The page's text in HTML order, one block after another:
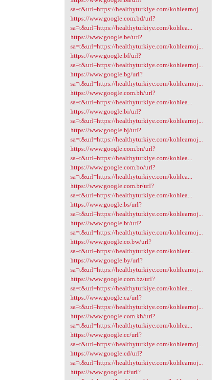
sa=t&url=https://healthyturkiye.com/kohlearnoj...
https://www.google.com.bd/url?
sa=t&url=https://healthyturkiye.com/kohlea...
https://www.google.be/url?
sa=t&url=https://healthyturkiye.com/kohlearnoj...
https://www.google.bf/url?
sa=t&url=https://healthyturkiye.com/kohlearnoj...
https://www.google.bg/url?
sa=t&url=https://healthyturkiye.com/kohlearnoj...
https://www.google.com.bh/url?
sa=t&url=https://healthyturkiye.com/kohlea...
https://www.google.bi/url?
sa=t&url=https://healthyturkiye.com/kohlearnoj...
https://www.google.bj/url?
sa=t&url=https://healthyturkiye.com/kohlearnoj...
https://www.google.com.bn/url?
sa=t&url=https://healthyturkiye.com/kohlea...
https://www.google.com.bo/url?
sa=t&url=https://healthyturkiye.com/kohlea...
https://www.google.com.br/url?
sa=t&url=https://healthyturkiye.com/kohlea...
https://www.google.bs/url?
sa=t&url=https://healthyturkiye.com/kohlearnoj...
https://www.google.bt/url?
sa=t&url=https://healthyturkiye.com/kohlearnoj...
https://www.google.co.bw/url?
sa=t&url=https://healthyturkiye.com/kohlear...
https://www.google.by/url?
sa=t&url=https://healthyturkiye.com/kohlearnoj...
https://www.google.com.bz/url?
sa=t&url=https://healthyturkiye.com/kohlea...
https://www.google.ca/url?
sa=t&url=https://healthyturkiye.com/kohlearnoj...
https://www.google.com.kh/url?
sa=t&url=https://healthyturkiye.com/kohlea...
https://www.google.cc/url?
sa=t&url=https://healthyturkiye.com/kohlearnoj...
https://www.google.cd/url?
sa=t&url=https://healthyturkiye.com/kohlearnoj...
https://www.google.cf/url?